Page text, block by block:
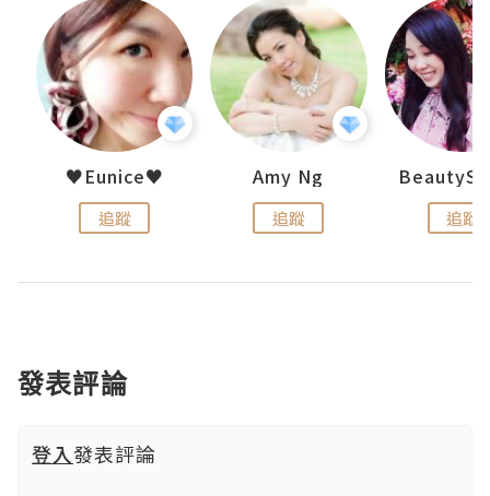
♥Eunice♥
追蹤
Amy Ng
追蹤 追蹤
發表評論
登入發表評論